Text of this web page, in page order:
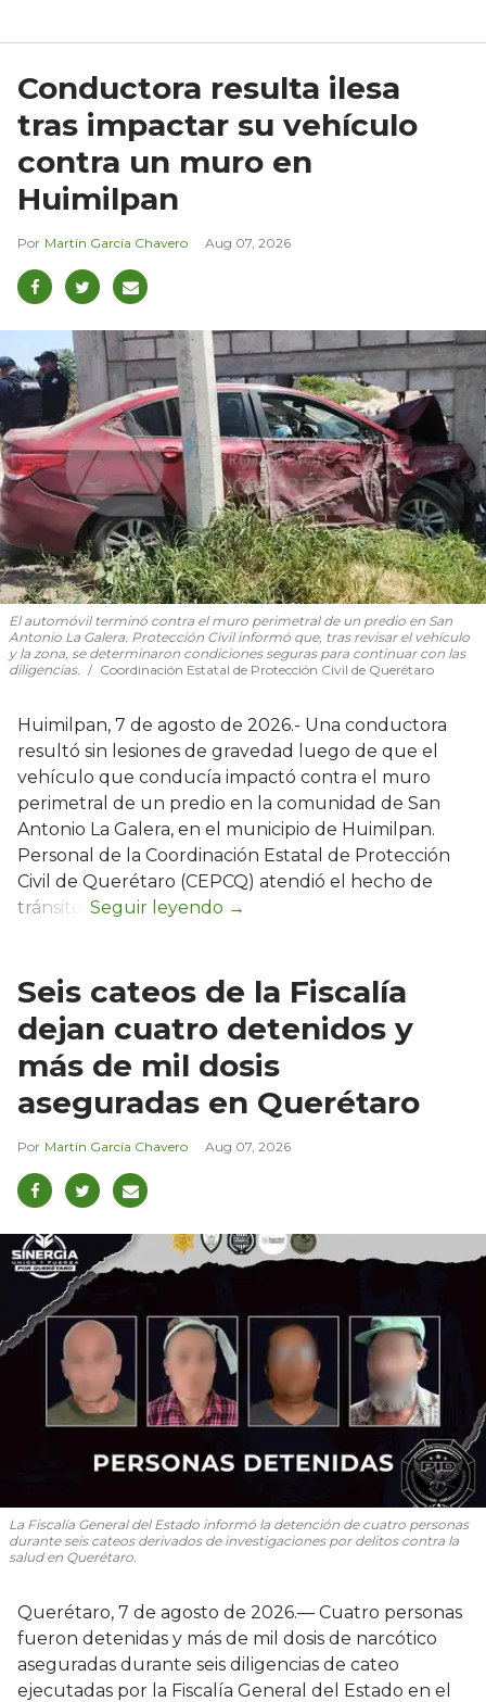
Conductora resulta ilesa
tras impactar su vehículo
contra un muro en
Huimilpan
Martín García Chavero Aug 07, 2026
El automóvil terminó contra el muro perimetral de un predio en San
Antonio La Galera. Protección Civil informó que, tras revisar el vehículo
y la zona, se determinaron condiciones seguras para continuar con las
diligencias.
Coordinación Estatal de Protección Civil de Querétaro
Huimilpan, 7 de agosto de 2026.- Una conductora
resultó sin lesiones de gravedad luego de que el
vehículo que conducía impactó contra el muro
perimetral de un predio en la comunidad de San
Antonio La Galera, en el municipio de Huimilpan.
Personal de la Coordinación Estatal de Protección
Civil de Querétaro (CEPCQ) atendió el hecho de
tránsito.
Seis cateos de la Fiscalía
dejan cuatro detenidos y
más de mil dosis
aseguradas en Querétaro
Martín García Chavero Aug 07, 2026
La Fiscalía General del Estado informó la detención de cuatro personas
durante seis cateos derivados de investigaciones por delitos contra la
salud en Querétaro.
Querétaro, 7 de agosto de 2026.— Cuatro personas
fueron detenidas y más de mil dosis de narcótico
aseguradas durante seis diligencias de cateo
ejecutadas por la Fiscalía General del Estado en el